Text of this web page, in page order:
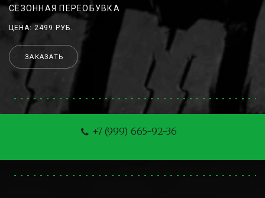
СЕЗОННАЯ ПЕРЕОБУВКА
ЦЕНА: 2499 РУБ.
ЗАКАЗАТЬ
+7 (999) 665-92-36